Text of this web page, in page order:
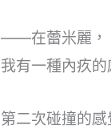
——在蕾米麗，
我有一種內疚的
第二次碰撞的感